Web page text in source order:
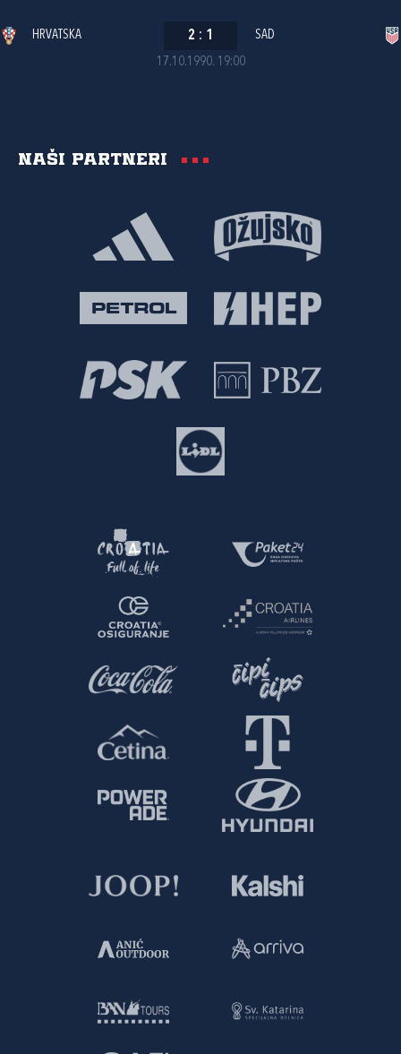
17.10.1990. 19:00
HRVATSKA 2 : 1 SAD
Naši partneri